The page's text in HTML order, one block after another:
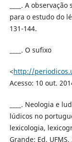
____. A
para o estudo do
131-144.
____. O sufixo
<http://
Acesso: 10 out.
____. Neologia e
lúdicos no
lexicologia,
Grande: Ed.